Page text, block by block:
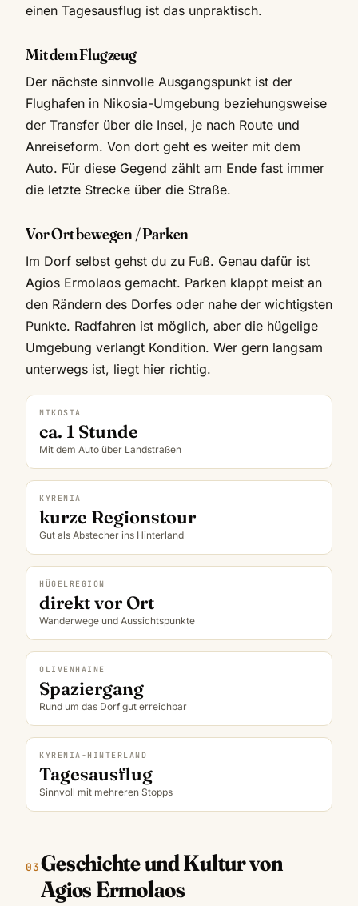
einen Tagesausflug ist das unpraktisch.
Mit dem Flugzeug
Der nächste sinnvolle Ausgangspunkt ist der
Flughafen in Nikosia-Umgebung beziehungsweise
der Transfer über die Insel, je nach Route und
Anreiseform. Von dort geht es weiter mit dem
Auto. Für diese Gegend zählt am Ende fast immer
die letzte Strecke über die Straße.
Vor Ort bewegen / Parken
Im Dorf selbst gehst du zu Fuß. Genau dafür ist
Agios Ermolaos gemacht. Parken klappt meist an
den Rändern des Dorfes oder nahe der wichtigsten
Punkte. Radfahren ist möglich, aber die hügelige
Umgebung verlangt Kondition. Wer gern langsam
unterwegs ist, liegt hier richtig.
NIKOSIA
ca. 1 Stunde
Mit dem Auto über Landstraßen
KYRENIA
kurze Regionstour
Gut als Abstecher ins Hinterland
HÜGELREGION
direkt vor Ort
Wanderwege und Aussichtspunkte
OLIVENHAINE
Spaziergang
Rund um das Dorf gut erreichbar
KYRENIA-HINTERLAND
Tagesausflug
Sinnvoll mit mehreren Stopps
Geschichte und Kultur von
Agios Ermolaos